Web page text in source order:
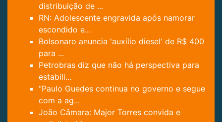
distribuição de ...
RN: Adolescente engravida após namorar
escondido e...
Bolsonaro anuncia 'auxílio diesel' de R$ 400
para ...
Petrobras diz que não há perspectiva para
estabili...
“Paulo Guedes continua no governo e segue
com a ag...
João Câmara: Major Torres convida e